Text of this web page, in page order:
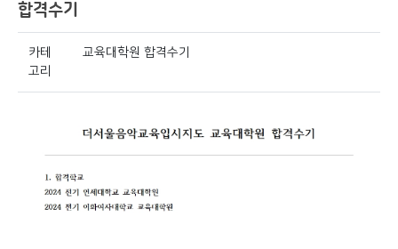
합격수기
카테
고리
교육대학원 합격수기